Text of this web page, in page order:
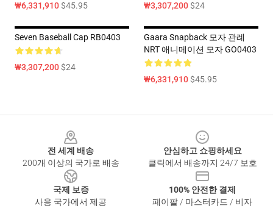
₩6,331,910$45.95 ₩3,307,200$24
Seven Baseball Cap RB0403
₩3,307,200$24
Gaara Snapback 모자 관례
NRT 애니메이션 모자 GO0403
₩6,331,910$45.95
전 세계 배송
200개 이상의 국가로 배송
안심하고 쇼핑하세요
클릭에서 배송까지 24/7 보호
국제 보증
사용 국가에서 제공
100% 안전한 결제
페이팔 / 마스터카드 / 비자